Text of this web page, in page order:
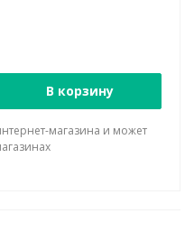
В корзину
магазина и может